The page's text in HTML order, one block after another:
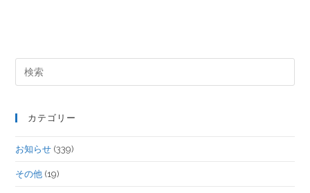
カテゴリー
お知らせ (339)
その他 (19)